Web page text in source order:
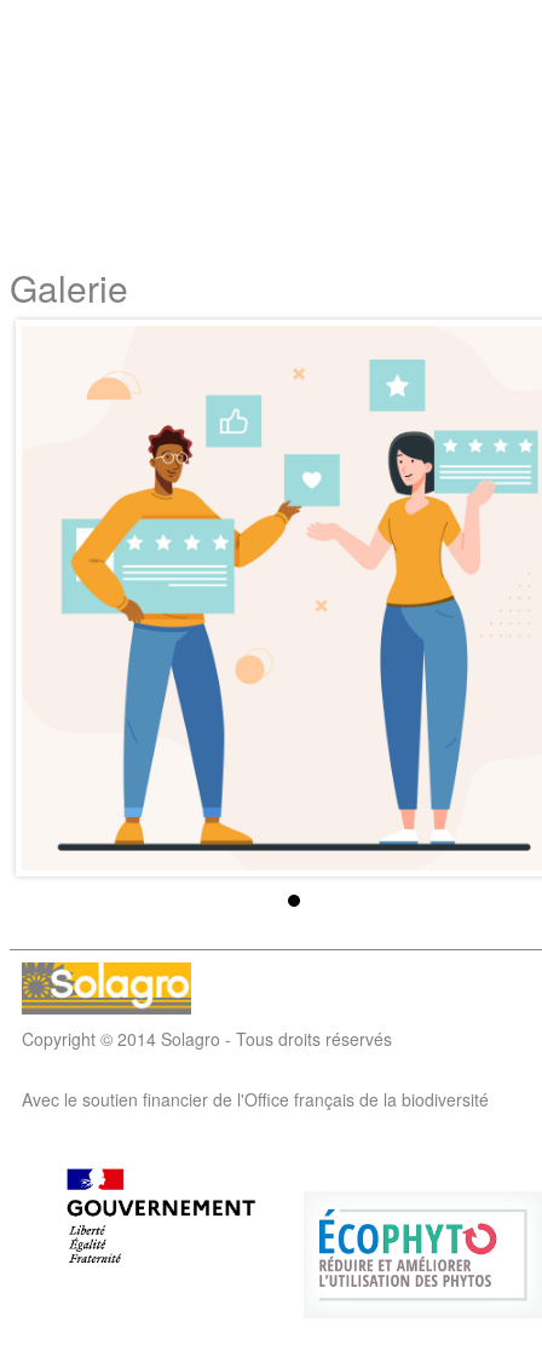
Galerie
Copyright © 2014 Solagro - Tous droits réservés
Avec le soutien financier de l'Office français de la biodiversité